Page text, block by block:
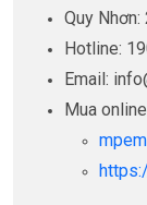
Quy Nhơn:
Hotline:
Email:
Mua